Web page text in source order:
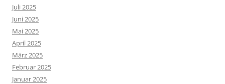
Juli 2025
Juni 2025
Mai 2025
April 2025
März 2025
Februar 2025
Januar 2025